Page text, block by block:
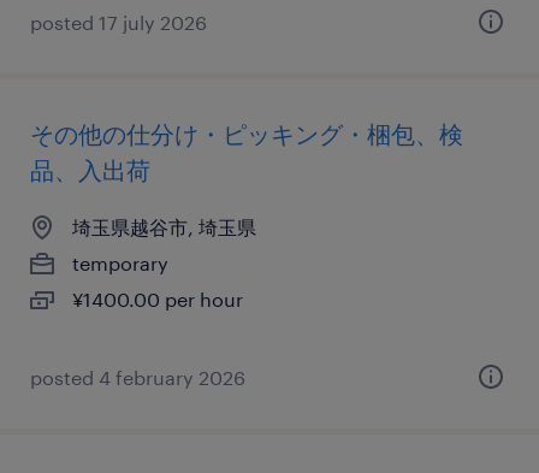
posted 17 july 2026
その他の仕分け・ピッキング・梱包、検
品、入出荷
埼玉県越谷市, 埼玉県
temporary
¥1400.00 per hour
posted 4 february 2026